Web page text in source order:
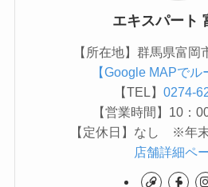
エキスパート
【所在地】群馬県富岡
【Google MAPでル
【TEL】 0274-
【営業時間】10：
【定休日】なし ※年
店舗詳細ペ